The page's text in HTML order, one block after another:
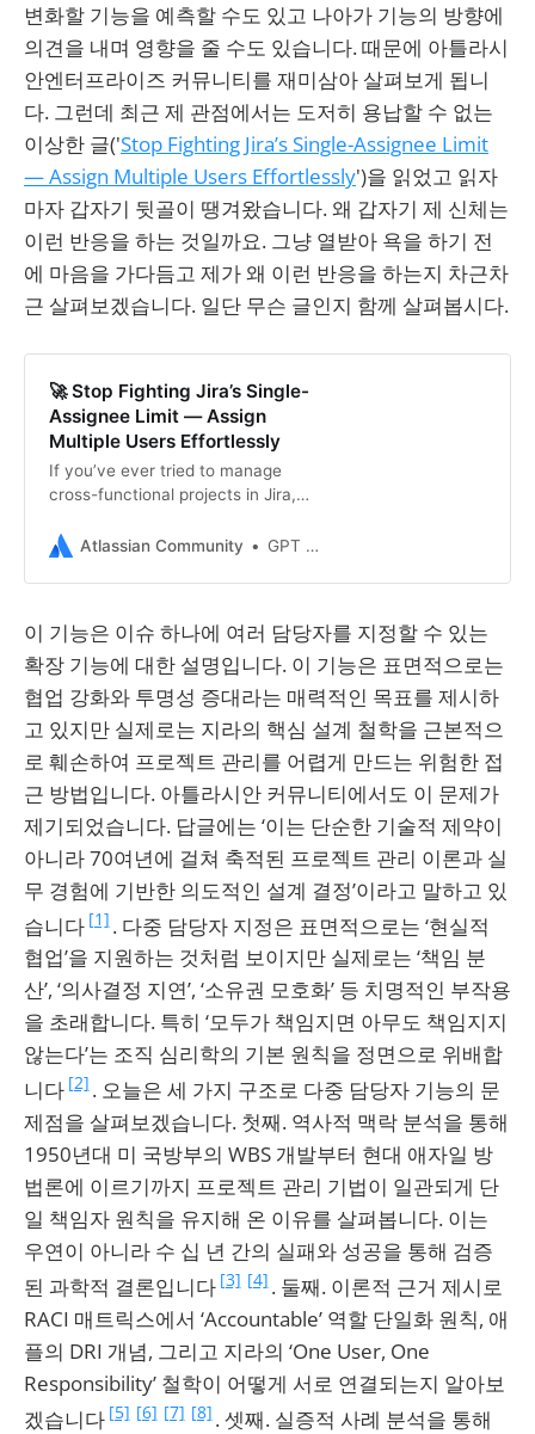
변화할 기능을 예측할 수도 있고 나아가 기능의 방향에
의견을 내며 영향을 줄 수도 있습니다. 때문에 아틀라시
안엔터프라이즈 커뮤니티를 재미삼아 살펴보게 됩니
다. 그런데 최근 제 관점에서는 도저히 용납할 수 없는
이상한 글('Stop Fighting Jira’s Single-Assignee Limit
— Assign Multiple Users Effortlessly')을 읽었고 읽자
마자 갑자기 뒷골이 땡겨왔습니다. 왜 갑자기 제 신체는
이런 반응을 하는 것일까요. 그냥 열받아 욕을 하기 전
에 마음을 가다듬고 제가 왜 이런 반응을 하는지 차근차
근 살펴보겠습니다. 일단 무슨 글인지 함께 살펴봅시다.
🚀 Stop Fighting Jira’s Single-
Assignee Limit — Assign
Multiple Users Effortlessly
If you’ve ever tried to manage
cross-functional projects in Jira,
wall: only one assignee per issue.
require multiple people to work
frontend + backend devs assigned.
Enterprise workflows…
Atlassian Community GPT AddIns
이 기능은 이슈 하나에 여러 담당자를 지정할 수 있는
확장 기능에 대한 설명입니다. 이 기능은 표면적으로는
협업 강화와 투명성 증대라는 매력적인 목표를 제시하
고 있지만 실제로는 지라의 핵심 설계 철학을 근본적으
로 훼손하여 프로젝트 관리를 어렵게 만드는 위험한 접
근 방법입니다. 아틀라시안 커뮤니티에서도 이 문제가
제기되었습니다. 답글에는 ‘이는 단순한 기술적 제약이
아니라 70여년에 걸쳐 축적된 프로젝트 관리 이론과 실
무 경험에 기반한 의도적인 설계 결정’이라고 말하고 있
습니다 [1] . 다중 담당자 지정은 표면적으로는 ‘현실적
협업’을 지원하는 것처럼 보이지만 실제로는 ‘책임 분
산’, ‘의사결정 지연’, ‘소유권 모호화’ 등 치명적인 부작용
을 초래합니다. 특히 ‘모두가 책임지면 아무도 책임지지
않는다’는 조직 심리학의 기본 원칙을 정면으로 위배합
니다 [2] . 오늘은 세 가지 구조로 다중 담당자 기능의 문
제점을 살펴보겠습니다. 첫째. 역사적 맥락 분석을 통해
1950년대 미 국방부의 WBS 개발부터 현대 애자일 방
법론에 이르기까지 프로젝트 관리 기법이 일관되게 단
일 책임자 원칙을 유지해 온 이유를 살펴봅니다. 이는
우연이 아니라 수 십 년 간의 실패와 성공을 통해 검증
된 과학적 결론입니다 [3] [4] . 둘째. 이론적 근거 제시로
RACI 매트릭스에서 ‘Accountable’ 역할 단일화 원칙, 애
플의 DRI 개념, 그리고 지라의 ‘One User, One
Responsibility’ 철학이 어떻게 서로 연결되는지 알아보
겠습니다 [5] [6] [7] [8] . 셋째. 실증적 사례 분석을 통해